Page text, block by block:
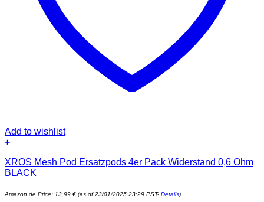
Add to wishlist
+
XROS Mesh Pod Ersatzpods 4er Pack Widerstand 0,6 Ohm
BLACK
Amazon.de Price: 13,99 € (as of 23/01/2025 23:29 PST- Details)